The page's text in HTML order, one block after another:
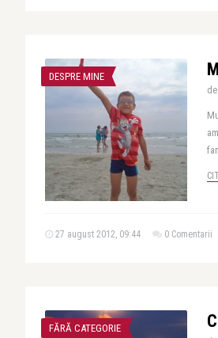
DESPRE MINE
de
27 august 2012, 09:44 0 Comentarii
FĂRĂ CATEGORIE